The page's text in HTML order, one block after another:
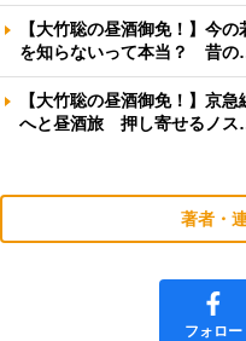
【大竹聡の昼酒御免！】今
を知らないって本当？ 昔
【大竹聡の昼酒御免！】京
へと昼酒旅 押し寄せるノ
著者・
フォロー